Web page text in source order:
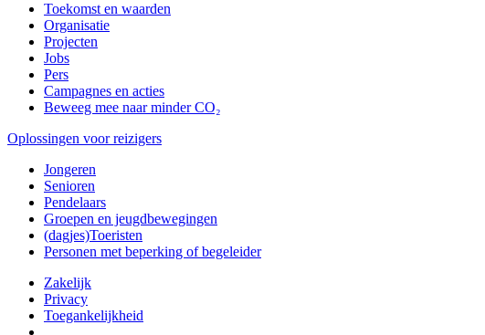
Toekomst en waarden
Organisatie
Projecten
Jobs
Pers
Campagnes en acties
Beweeg mee naar minder CO₂
Oplossingen voor reizigers
Jongeren
Senioren
Pendelaars
Groepen en jeugdbewegingen
(dagjes)Toeristen
Personen met beperking of begeleider
Zakelijk
Privacy
Toegankelijkheid